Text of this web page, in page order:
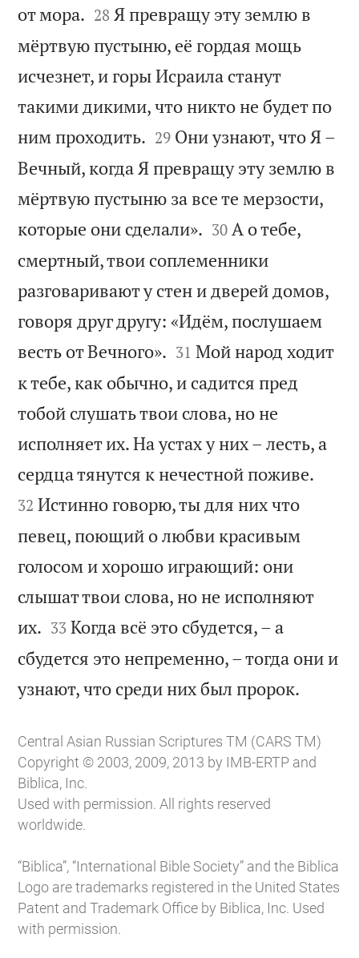
от мора. 

28 Я превращу эту землю в
мёртвую пустыню, её гордая мощь
исчезнет, и горы Исраила станут
такими дикими, что никто не будет по
ним проходить. 

29 Они узнают, что Я –
Вечный, когда Я превращу эту землю в
мёртвую пустыню за все те мерзости,
которые они сделали». 

30 А о тебе,
смертный, твои соплеменники
разговаривают у стен и дверей домов,
говоря друг другу: «Идём, послушаем
весть от Вечного». 

31 Мой народ ходит
к тебе, как обычно, и садится пред
тобой слушать твои слова, но не
исполняет их. На устах у них – лесть, а
сердца тянутся к нечестной поживе.
32 Истинно говорю, ты для них что
певец, поющий о любви красивым
голосом и хорошо играющий: они
слышат твои слова, но не исполняют
их. 

33 Когда всё это сбудется, – а
сбудется это непременно, – тогда они и
узнают, что среди них был пророк.
Central Asian Russian Scriptures TM (CARS TM)
Copyright © 2003, 2009, 2013 by IMB-ERTP and
Biblica, Inc.
Used with permission. All rights reserved
worldwide.
“Biblica”, “International Bible Society” and the Biblica
Logo are trademarks registered in the United States
Patent and Trademark Office by Biblica, Inc. Used
with permission.